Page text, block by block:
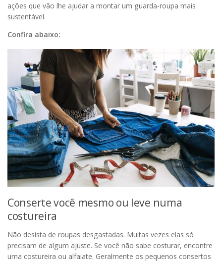
ações que vão lhe ajudar a montar um guarda-roupa mais
sustentável.
Confira abaixo:
Conserte você mesmo ou leve numa
costureira
Não desista de roupas desgastadas. Muitas vezes elas só
precisam de algum ajuste. Se você não sabe costurar, encontre
uma costureira ou alfaiate. Geralmente os pequenos consertos